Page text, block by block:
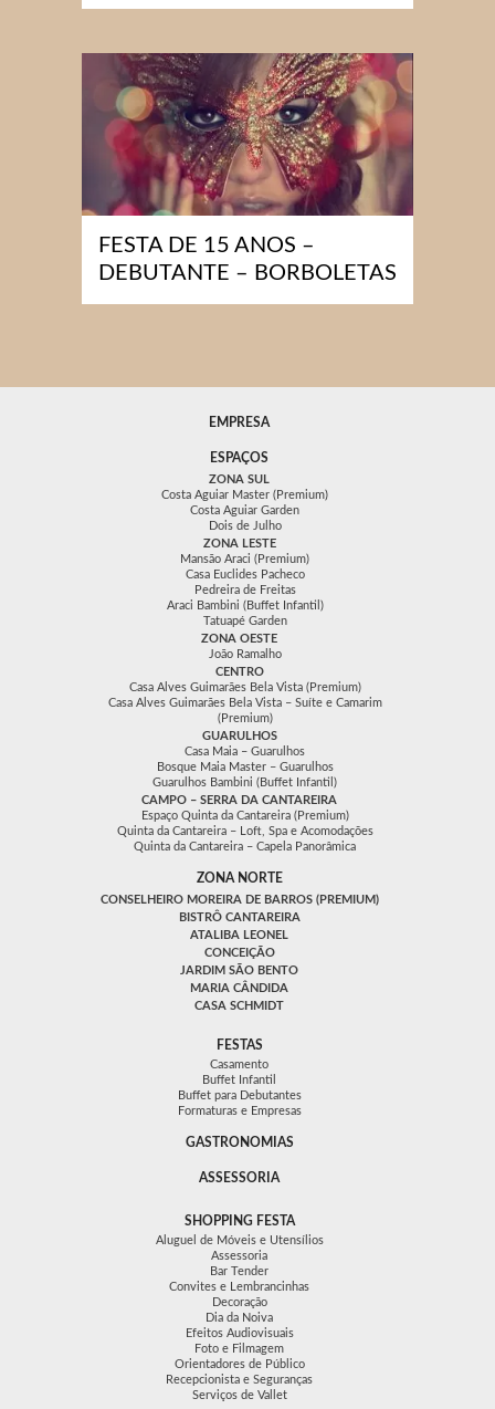
FESTA DE 15 ANOS –
DEBUTANTE – BORBOLETAS
EMPRESA
ESPAÇOS
ZONA SUL
Costa Aguiar Master (Premium)
Costa Aguiar Garden
Dois de Julho
ZONA LESTE
Mansão Araci (Premium)
Casa Euclides Pacheco
Pedreira de Freitas
Araci Bambini (Buffet Infantil)
Tatuapé Garden
ZONA OESTE
João Ramalho
CENTRO
Casa Alves Guimarães Bela Vista (Premium)
Casa Alves Guimarães Bela Vista – Suíte e Camarim
(Premium)
GUARULHOS
Casa Maia – Guarulhos
Bosque Maia Master – Guarulhos
Guarulhos Bambini (Buffet Infantil)
CAMPO – SERRA DA CANTAREIRA
Espaço Quinta da Cantareira (Premium)
Quinta da Cantareira – Loft, Spa e Acomodações
Quinta da Cantareira – Capela Panorâmica
ZONA NORTE
CONSELHEIRO MOREIRA DE BARROS (PREMIUM)
BISTRÔ CANTAREIRA
ATALIBA LEONEL
CONCEIÇÃO
JARDIM SÃO BENTO
MARIA CÂNDIDA
CASA SCHMIDT
FESTAS
Casamento
Buffet Infantil
Buffet para Debutantes
Formaturas e Empresas
GASTRONOMIAS
ASSESSORIA
SHOPPING FESTA
Aluguel de Móveis e Utensílios
Assessoria
Bar Tender
Convites e Lembrancinhas
Decoração
Dia da Noiva
Efeitos Audiovisuais
Foto e Filmagem
Orientadores de Público
Recepcionista e Seguranças
Serviços de Vallet